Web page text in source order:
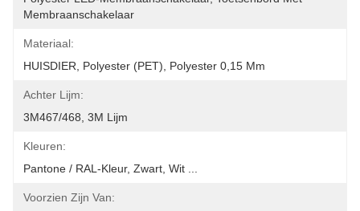
Membraanschakelaar
Materiaal:
HUISDIER, Polyester (PET), Polyester 0,15 Mm
Achter Lijm:
3M467/468, 3M Lijm
Kleuren:
Pantone / RAL-Kleur, Zwart, Wit ...
Voorzien Zijn Van: